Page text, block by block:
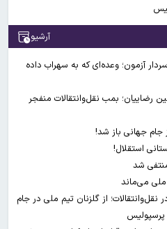
آرشیو
آزمون؛ وعده‌ای که به سهراب داده
رضاییان؛ بمب نقل‌وانتقالات منفجر
جهانی باز شد!
استقلال!
شد
ملی می‌ماند
نقل‌وانتقالات؛ از گلزنان تیم ملی در جام
پرسپولیس